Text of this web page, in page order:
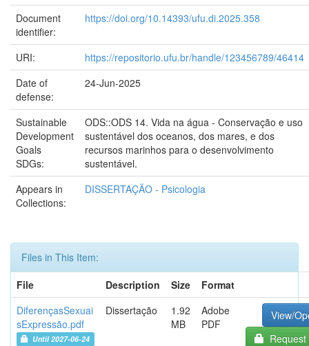
Document
identifier:
https://doi.org/10.14393/ufu.di.2025.358
URI:
https://repositorio.ufu.br/handle/123456789/46414
Date of
defense:
24-Jun-2025
Sustainable
Development
Goals
SDGs:
ODS::ODS 14. Vida na água - Conservação e uso
sustentável dos oceanos, dos mares, e dos
recursos marinhos para o desenvolvimento
sustentável.
Appears in
Collections:
DISSERTAÇÃO - Psicologia
Files in This Item:
File
Description Size
Format
DiferençasSexuai
sExpressão.pdf
Until 2027-06-24
Dissertação
1.92
MB
Adobe
PDF
View/